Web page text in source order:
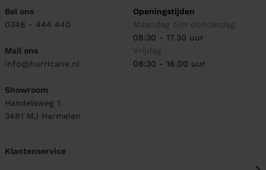
Bel ons
0348 - 444 440
Mail ons
info@hurricane.nl
Showroom
Handelsweg 1
3481 MJ Harmelen
Openingstijden
Maandag t/m donderdag
08:30 - 17.30 uur
Vrijdag
08:30 - 16.00 uur
Klantenservice